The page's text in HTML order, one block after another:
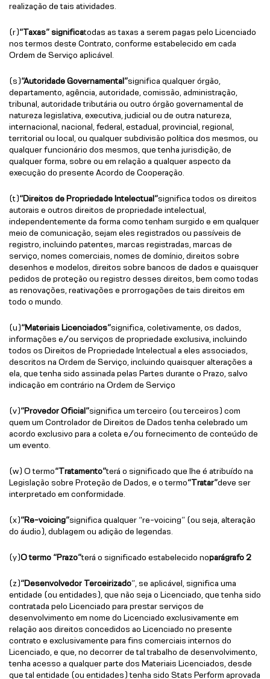
realização de tais atividades.
(r)“Taxas” significatodas as taxas a serem pagas pelo Licenciado
nos termos deste Contrato, conforme estabelecido em cada
Ordem de Serviço aplicável.
(s)“Autoridade Governamental”significa qualquer órgão,
departamento, agência, autoridade, comissão, administração,
tribunal, autoridade tributária ou outro órgão governamental de
natureza legislativa, executiva, judicial ou de outra natureza,
internacional, nacional, federal, estadual, provincial, regional,
territorial ou local, ou qualquer subdivisão política dos mesmos, ou
qualquer funcionário dos mesmos, que tenha jurisdição, de
qualquer forma, sobre ou em relação a qualquer aspecto da
execução do presente Acordo de Cooperação.
(t)“Direitos de Propriedade Intelectual”significa todos os direitos
autorais e outros direitos de propriedade intelectual,
independentemente da forma como tenham surgido e em qualquer
meio de comunicação, sejam eles registrados ou passíveis de
registro, incluindo patentes, marcas registradas, marcas de
serviço, nomes comerciais, nomes de domínio, direitos sobre
desenhos e modelos, direitos sobre bancos de dados e quaisquer
pedidos de proteção ou registro desses direitos, bem como todas
as renovações, reativações e prorrogações de tais direitos em
todo o mundo.
(u)“Materiais Licenciados”significa, coletivamente, os dados,
informações e/ou serviços de propriedade exclusiva, incluindo
todos os Direitos de Propriedade Intelectual a eles associados,
descritos na Ordem de Serviço, incluindo quaisquer alterações a
ela, que tenha sido assinada pelas Partes durante o Prazo, salvo
indicação em contrário na Ordem de Serviço
(v)“Provedor Oficial”significa um terceiro (ou terceiros) com
quem um Controlador de Direitos de Dados tenha celebrado um
acordo exclusivo para a coleta e/ou fornecimento de conteúdo de
um evento.
(w) O termo“Tratamento”terá o significado que lhe é atribuído na
Legislação sobre Proteção de Dados, e o termo“Tratar”deve ser
interpretado em conformidade.
(x)“Re-voicing”significa qualquer “re-voicing” (ou seja, alteração
do áudio), dublagem ou adição de legendas.
(y)O termo “Prazo”terá o significado estabelecido noparágrafo 2
(z)“Desenvolvedor Terceirizado”, se aplicável, significa uma
entidade (ou entidades), que não seja o Licenciado, que tenha sido
contratada pelo Licenciado para prestar serviços de
desenvolvimento em nome do Licenciado exclusivamente em
relação aos direitos concedidos ao Licenciado no presente
contrato e exclusivamente para fins comerciais internos do
Licenciado, e que, no decorrer de tal trabalho de desenvolvimento,
tenha acesso a qualquer parte dos Materiais Licenciados, desde
que tal entidade (ou entidades) tenha sido Stats Perform aprovada